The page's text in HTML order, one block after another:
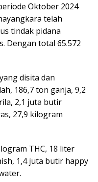
Oktober 2024
telah
tindak pidana
Dengan total 65.572
disita dan
186,7 ton ganja, 9,2
2,1 juta butir
27,9 kilogram
THC, 18 liter
1,4 juta butir happy